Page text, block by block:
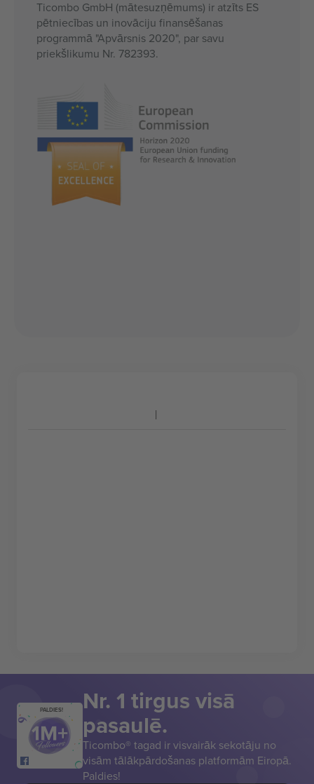
Ticombo GmbH (mātesuzņēmums) ir atzīts ES
pētniecības un inovāciju finansēšanas
programmā "Apvārsnis 2020", par savu
priekšlikumu Nr. 782393.
PALDIES! Nr. 1 tirgus visā
pasaulē.
Ticombo® tagad ir visvairāk sekotāju no
visām tālākpārdošanas platformām Eiropā.
Paldies!